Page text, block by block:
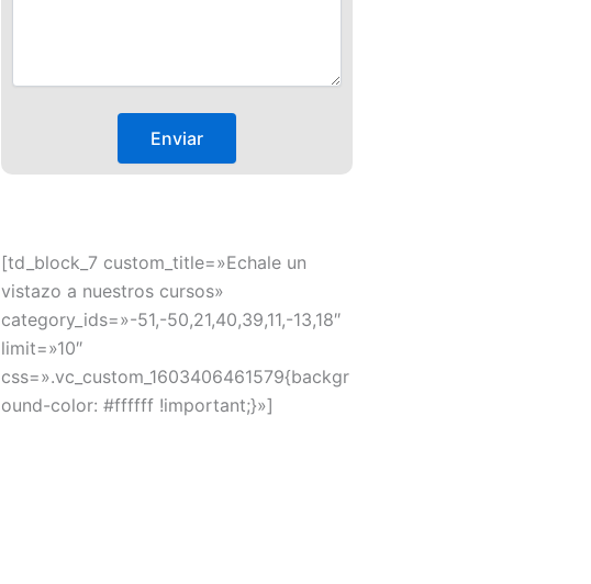
[td_block_7 custom_title=»Echale un
vistazo a nuestros cursos»
category_ids=»-51,-50,21,40,39,11,-13,18″
limit=»10″
css=».vc_custom_1603406461579{backgr
ound-color: #ffffff !important;}»]